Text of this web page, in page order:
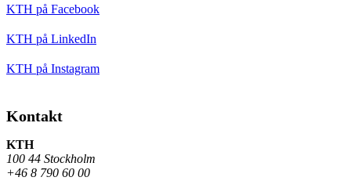
KTH på Facebook
KTH på LinkedIn
KTH på Instagram
Kontakt
KTH
100 44 Stockholm
+46 8 790 60 00